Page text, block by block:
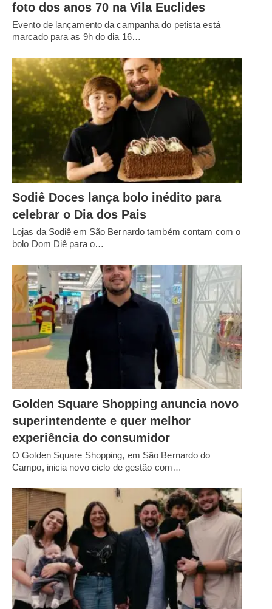
foto dos anos 70 na Vila Euclides
Evento de lançamento da campanha do petista está
marcado para as 9h do dia 16…
Sodiê Doces lança bolo inédito para
celebrar o Dia dos Pais
Lojas da Sodiê em São Bernardo também contam com o
bolo Dom Diê para o…
Golden Square Shopping anuncia novo
superintendente e quer melhor
experiência do consumidor
O Golden Square Shopping, em São Bernardo do
Campo, inicia novo ciclo de gestão com…